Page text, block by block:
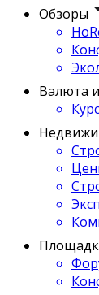
Обзоры
Валюта